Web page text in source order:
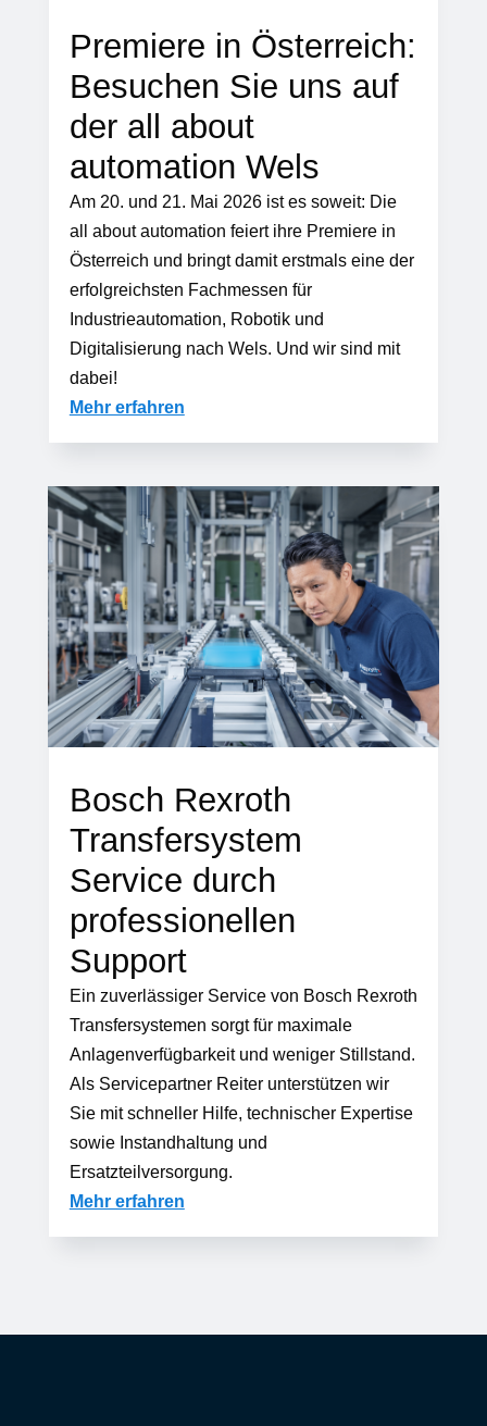
Premiere in Österreich:
Besuchen Sie uns auf
der all about
automation Wels
Am 20. und 21. Mai 2026 ist es soweit: Die
all about automation feiert ihre Premiere in
Österreich und bringt damit erstmals eine der
erfolgreichsten Fachmessen für
Industrieautomation, Robotik und
Digitalisierung nach Wels. Und wir sind mit
dabei!
Mehr erfahren
Bosch Rexroth
Transfersystem
Service durch
professionellen
Support
Ein zuverlässiger Service von Bosch Rexroth
Transfersystemen sorgt für maximale
Anlagenverfügbarkeit und weniger Stillstand.
Als Servicepartner Reiter unterstützen wir
Sie mit schneller Hilfe, technischer Expertise
sowie Instandhaltung und
Ersatzteilversorgung.
Mehr erfahren